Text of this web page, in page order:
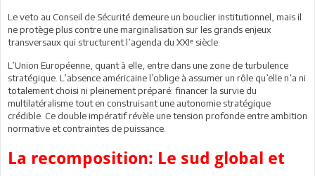
Le veto au Conseil de Sécurité demeure un bouclier institutionnel, mais il
ne protège plus contre une marginalisation sur les grands enjeux
transversaux qui structurent l’agenda du XXIᵉ siècle.
L’Union Européenne, quant à elle, entre dans une zone de turbulence
stratégique. L’absence américaine l’oblige à assumer un rôle qu’elle n’a ni
totalement choisi ni pleinement préparé: financer la survie du
multilatéralisme tout en construisant une autonomie stratégique
crédible. Ce double impératif révèle une tension profonde entre ambition
normative et contraintes de puissance.
La recomposition: Le sud global et